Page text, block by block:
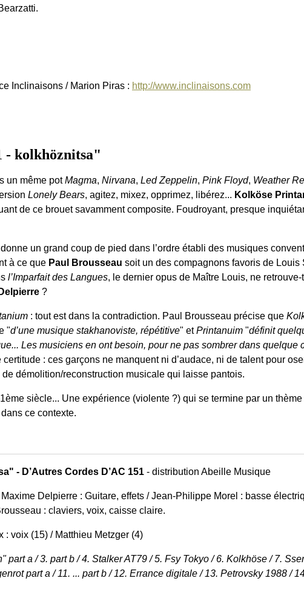
Inclinaisons / Marion Piras : http://www.inclinaisons.com
- kolkhöznitsa"
un même potMagma,Nirvana,Led Zeppelin,Pink Floyd, Weather
Lonely Bears, agitez, mixez, opprimez, libérez... Kolköse
de ce brouet savamment composite. Foudroyant, presque
un grand coup de pied dans l’ordre établi des musiques
à ce que Paul Brousseau soit un des compagnons favoris de Louis
l’Imparfait des Langues, le dernier opus de Maître Louis, ne
?
: tout est dans la contradiction. Paul Brousseau précise que
"d’une musique stakhanoviste, répétitive" etPrintanuim "définit
Les musiciens en ont besoin, pour ne pas sombrer dans quelque
certitude : ces garçons ne manquent ni d’audace, ni de talent pour
de démolition/reconstruction musicale qui laisse pantois.
siècle... Une expérience (violente ?) qui se termine par un
ce contexte.
- D’Autres Cordes D’AC 151 - distribution Abeille Musique
Delpierre : Guitare, effets / Jean-Philippe Morel : basse
: claviers, voix, caisse claire.
: voix (15) / Matthieu Metzger (4)
part a / 3. part b / 4. Stalker AT79 / 5. Fsy Tokyo / 6. Kolkhöse / 7.
part a / 11. ... part b / 12. Errance digitale / 13. Petrovsky 1988 /